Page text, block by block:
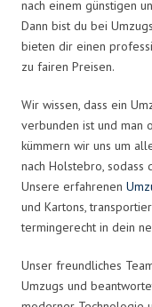
nach einem günstigen
Dann bist du bei
bieten dir einen
zu fairen Preisen.
Wir wissen, dass ein
verbunden ist und man
kümmern wir uns um
nach Holstebro, sodass
Unsere erfahrenen
und Kartons,
termingerecht in dein
Unser freundliches
Umzugs und